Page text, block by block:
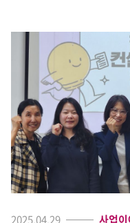
2025.04.29 사업